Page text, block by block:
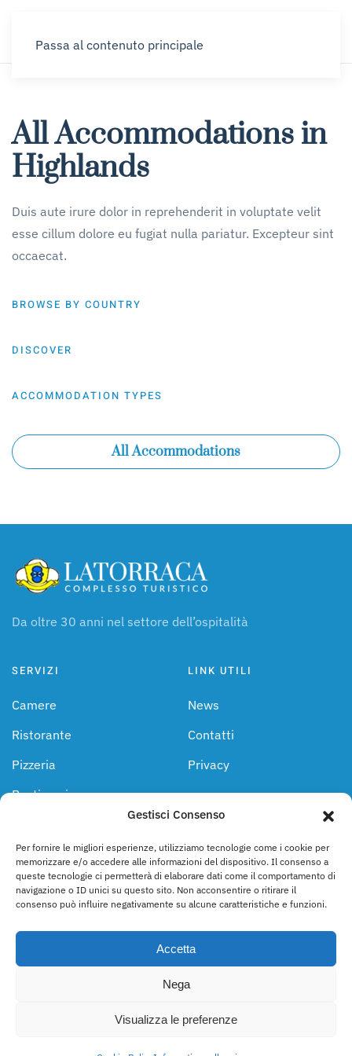
Gestisci Consenso
Per fornire le migliori esperienze, utilizziamo tecnologie come i cookie per
memorizzare e/o accedere alle informazioni del dispositivo. Il consenso a
queste tecnologie ci permetterà di elaborare dati come il comportamento di
navigazione o ID unici su questo sito. Non acconsentire o ritirare il
consenso può influire negativamente su alcune caratteristiche e funzioni.
Accetta
Nega
Visualizza le preferenze
Passa al contenuto principale
All Accommodations in
Highlands
Duis aute irure dolor in reprehenderit in voluptate velit
esse cillum dolore eu fugiat nulla pariatur. Excepteur sint
occaecat.
BROWSE BY COUNTRY
DISCOVER
ACCOMMODATION TYPES
All Accommodations
Da oltre 30 anni nel settore dell’ospitalità
SERVIZI
Camere
Ristorante
Pizzeria
Pasticceria
LINK UTILI
News
Contatti
Privacy
SEGUICI SU
Pasticceria Latorraca Sas - IT01522390762 - C.da
info@complessolatorraca.it - Affittacamere